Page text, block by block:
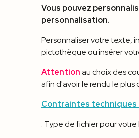
Vous pouvez
personnalisation.
Personnaliser votre texte,
pictothèque ou insérer
Attentionau choix des
afin d'avoir le rendu le plus
Contraintes techniques
. Type de fichier pour